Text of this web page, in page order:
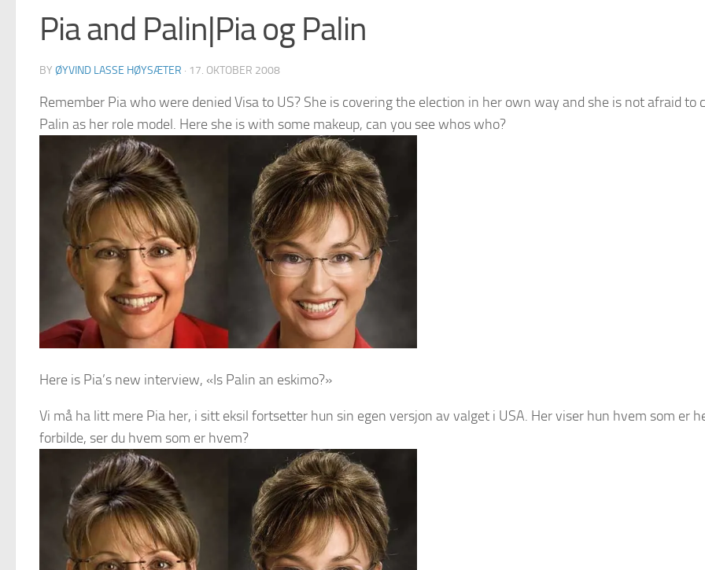
Pia and Palin|Pia og Palin
BY ØYVIND LASSE HØYSÆTER · 17. OKTOBER 2008
Remember Pia who were denied Visa to US? She is covering the election in her own way and she is not afraid to
Palin as her role model. Here she is with some makeup, can you see whos who?
Here is Pia’s new interview, «Is Palin an eskimo?»
Vi må ha litt mere Pia her, i sitt eksil fortsetter hun sin egen versjon av valget i USA. Her viser hun hvem som er
forbilde, ser du hvem som er hvem?